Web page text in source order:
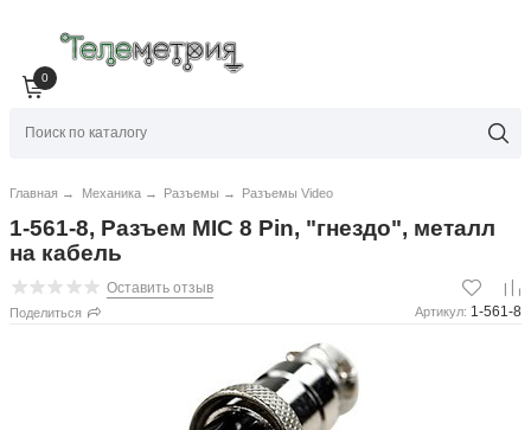
0
Главная → Механика → Разъемы → Разъемы Video
1-561-8, Разъем MIC 8 Pin, "гнездо", металл
на кабель
Оставить отзыв
Поделиться Артикул: 1-561-8